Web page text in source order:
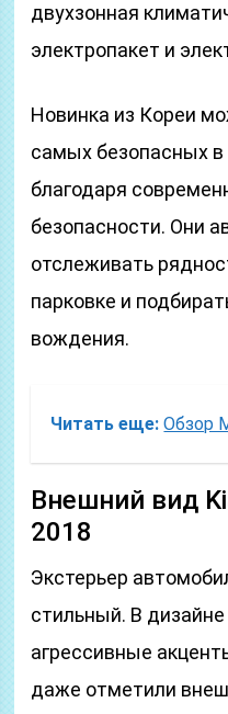
двухзонная
электропакет и
Новинка из Кореи
самых безопасных
благодаря
безопасности. Они
отслеживать
парковке и
вождения.
Читать еще: Обзор
Внешний вид
2018
Экстерьер
стильный. В
агрессивные
даже отметили